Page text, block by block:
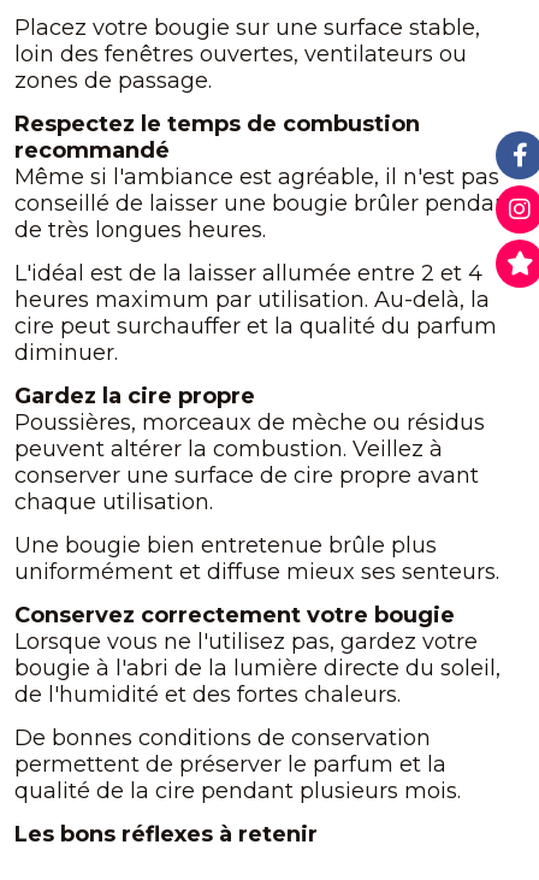
Placez votre bougie sur une surface stable,
loin des fenêtres ouvertes, ventilateurs ou
zones de passage.
Respectez le temps de combustion
recommandé
Même si l'ambiance est agréable, il n'est pas
conseillé de laisser une bougie brûler pendant
de très longues heures.
L'idéal est de la laisser allumée entre 2 et 4
heures maximum par utilisation. Au-delà, la
cire peut surchauffer et la qualité du parfum
diminuer.
Gardez la cire propre
Poussières, morceaux de mèche ou résidus
peuvent altérer la combustion. Veillez à
conserver une surface de cire propre avant
chaque utilisation.
Une bougie bien entretenue brûle plus
uniformément et diffuse mieux ses senteurs.
Conservez correctement votre bougie
Lorsque vous ne l'utilisez pas, gardez votre
bougie à l'abri de la lumière directe du soleil,
de l'humidité et des fortes chaleurs.
De bonnes conditions de conservation
permettent de préserver le parfum et la
qualité de la cire pendant plusieurs mois.
Les bons réflexes à retenir